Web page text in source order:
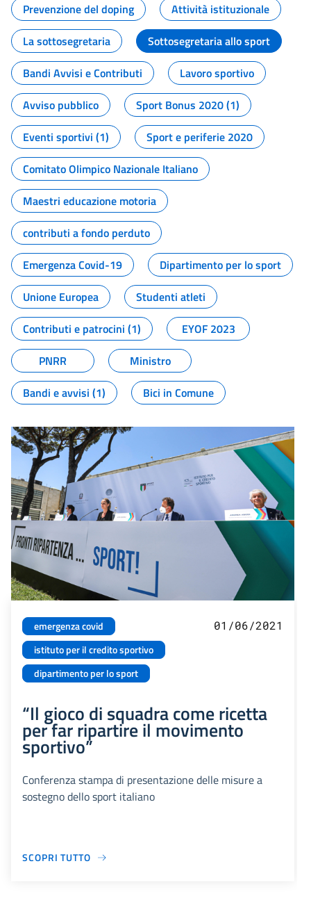
Prevenzione del doping
Attività istituzionale
La sottosegretaria
Sottosegretaria allo sport
Bandi Avvisi e Contributi
Lavoro sportivo
Avviso pubblico
Sport Bonus 2020 (1)
Eventi sportivi (1)
Sport e periferie 2020
Comitato Olimpico Nazionale Italiano
Maestri educazione motoria
contributi a fondo perduto
Emergenza Covid-19
Dipartimento per lo sport
Unione Europea
Studenti atleti
Contributi e patrocini (1)
EYOF 2023
PNRR
Ministro
Bandi e avvisi (1)
Bici in Comune
emergenza covid
istituto per il credito sportivo
dipartimento per lo sport
01/06/2021
“Il gioco di squadra come ricetta
per far ripartire il movimento
sportivo”
Conferenza stampa di presentazione delle misure a
sostegno dello sport italiano
SCOPRI TUTTO